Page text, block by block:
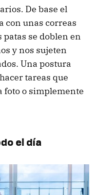
De base el
con unas correas
patas se doblen en
y nos sujeten
Una postura
tareas que
foto o simplemente
el día